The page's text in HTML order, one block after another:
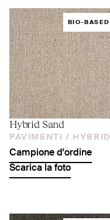
BIO-BASED
Hybrid Sand
PAVIMENTI / HYBRID
Campione d'ordine
Scarica la foto